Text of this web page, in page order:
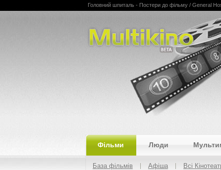
Multikino
Головний шпиталь - Постери до фільму / General
Фільми Люди
База фільмів Афіша Всі